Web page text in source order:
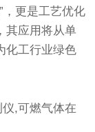
，更是工艺优化
其应用将从单
化工行业绿色
,可燃气体在